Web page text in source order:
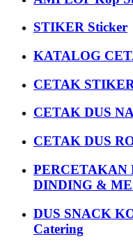
STIKER Sticker
KATALOG
CETAK
CETAK DUS
CETAK DUS
PERCETAKAN
DINDING &
DUS SNACK
Catering